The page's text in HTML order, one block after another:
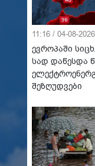
11:16 / 04-08-2026
ევროპაში
სად დაწესდა
შეზღუდვები